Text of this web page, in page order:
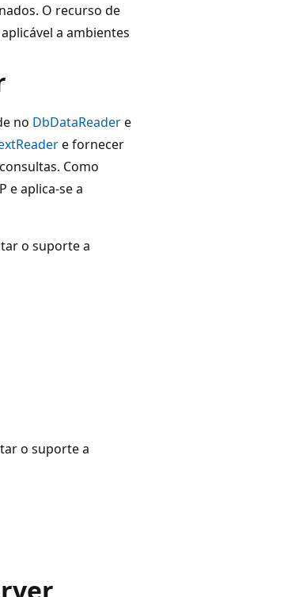
O recurso de
a ambientes
no DbDataReadere
e fornecer
Como
e aplica-se a
o suporte a
o suporte a